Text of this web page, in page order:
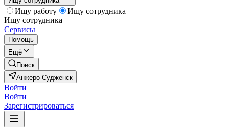
Ищу работу
Ищу сотрудника
Ищу сотрудника
Сервисы
Помощь
Ещё
Поиск
Анжеро-Судженск
Войти
Войти
Зарегистрироваться